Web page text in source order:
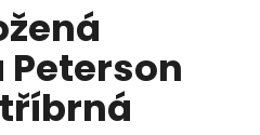
Peterson